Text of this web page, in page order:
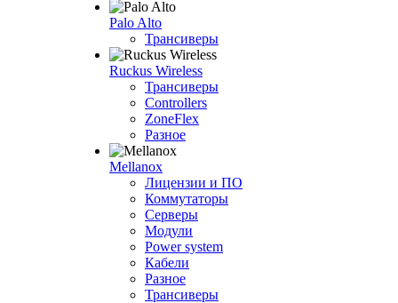
Palo Alto
Трансиверы
Ruckus Wireless
Трансиверы
Controllers
ZoneFlex
Разное
Mellanox
Лицензии и ПО
Коммутаторы
Серверы
Модули
Power system
Кабели
Разное
Трансиверы